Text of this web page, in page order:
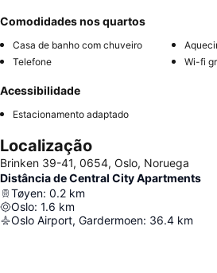
Comodidades nos quartos
Casa de banho com chuveiro
Telefone
Wi-fi
Acessibilidade
Estacionamento adaptado
Localização
Brinken 39-41, 0654, Oslo, Noruega
Distância de Central City Apartments
Tøyen: 0.2 km
Oslo: 1.6 km
Oslo Airport, Gardermoen: 36.4 km